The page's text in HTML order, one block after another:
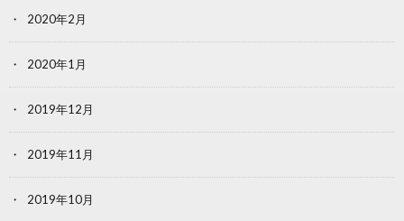
2020年2月
2020年1月
2019年12月
2019年11月
2019年10月